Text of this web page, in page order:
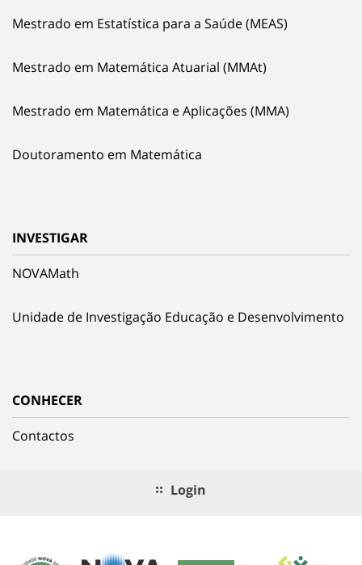
Mestrado em Estatística para a Saúde (MEAS)
Mestrado em Matemática Atuarial (MMAt)
Mestrado em Matemática e Aplicações (MMA)
Doutoramento em Matemática
INVESTIGAR
NOVAMath
Unidade de Investigação Educação e Desenvolvimento
CONHECER
Contactos
Login